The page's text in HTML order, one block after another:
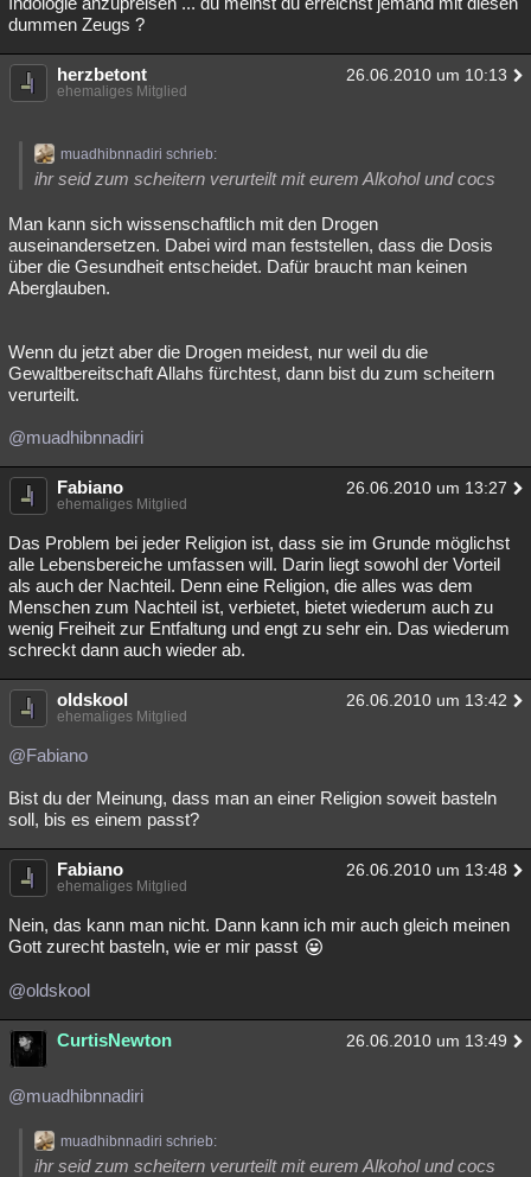
dummen Zeugs ?
herzbetont 26.06.2010 um 10:13
ehemaliges Mitglied
muadhibnnadiri schrieb:
ihr seid zum scheitern verurteilt mit eurem Alkohol und cocs
Man kann sich wissenschaftlich mit den Drogen
auseinandersetzen. Dabei wird man feststellen, dass die Dosis
über die Gesundheit entscheidet. Dafür braucht man keinen
Aberglauben.
Wenn du jetzt aber die Drogen meidest, nur weil du die
Gewaltbereitschaft Allahs fürchtest, dann bist du zum scheitern
verurteilt.
@muadhibnnadiri
Fabiano 26.06.2010 um 13:27
ehemaliges Mitglied
Das Problem bei jeder Religion ist, dass sie im Grunde möglichst
alle Lebensbereiche umfassen will. Darin liegt sowohl der Vorteil
als auch der Nachteil. Denn eine Religion, die alles was dem
Menschen zum Nachteil ist, verbietet, bietet wiederum auch zu
wenig Freiheit zur Entfaltung und engt zu sehr ein. Das wiederum
schreckt dann auch wieder ab.
oldskool 26.06.2010 um 13:42
ehemaliges Mitglied
@Fabiano
Bist du der Meinung, dass man an einer Religion soweit basteln
soll, bis es einem passt?
Fabiano 26.06.2010 um 13:48
ehemaliges Mitglied
Nein, das kann man nicht. Dann kann ich mir auch gleich meinen
Gott zurecht basteln, wie er mir passt
@oldskool
CurtisNewton 26.06.2010 um 13:49
@muadhibnnadiri
muadhibnnadiri schrieb:
ihr seid zum scheitern verurteilt mit eurem Alkohol und cocs